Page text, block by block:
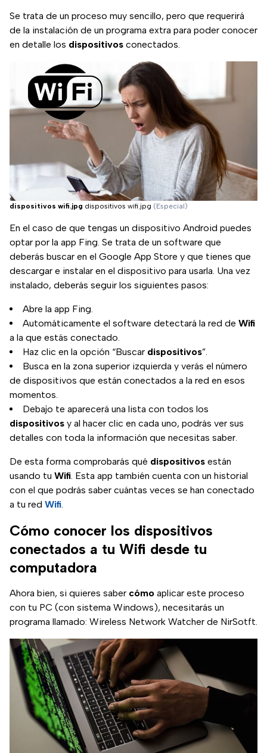
Se trata de un proceso muy sencillo, pero que requerirá
de la instalación de un programa extra para poder conocer
en detalle los dispositivos conectados.
dispositivos wifi.jpg dispositivos wifi.jpg (Especial)
En el caso de que tengas un dispositivo Android puedes
optar por la app Fing. Se trata de un software que
deberás buscar en el Google App Store y que tienes que
descargar e instalar en el dispositivo para usarla. Una vez
instalado, deberás seguir los siguientes pasos:
Abre la app Fing.
Automáticamente el software detectará la red de Wifi
a la que estás conectado.
Haz clic en la opción “Buscar dispositivos”.
Busca en la zona superior izquierda y verás el número
de dispositivos que están conectados a la red en esos
momentos.
Debajo te aparecerá una lista con todos los
dispositivos y al hacer clic en cada uno, podrás ver sus
detalles con toda la información que necesitas saber.
De esta forma comprobarás qué dispositivos están
usando tu Wifi. Esta app también cuenta con un historial
con el que podrás saber cuántas veces se han conectado
a tu red Wifi.
Cómo conocer los dispositivos
conectados a tu Wifi desde tu
computadora
Ahora bien, si quieres saber cómo aplicar este proceso
con tu PC (con sistema Windows), necesitarás un
programa llamado: Wireless Network Watcher de NirSotft.